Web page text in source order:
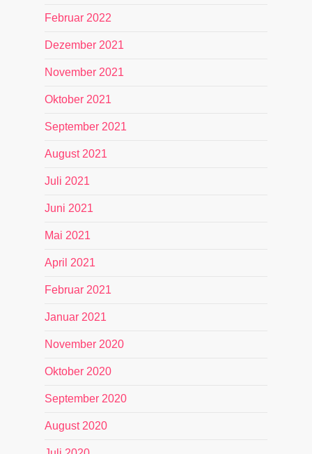
Februar 2022
Dezember 2021
November 2021
Oktober 2021
September 2021
August 2021
Juli 2021
Juni 2021
Mai 2021
April 2021
Februar 2021
Januar 2021
November 2020
Oktober 2020
September 2020
August 2020